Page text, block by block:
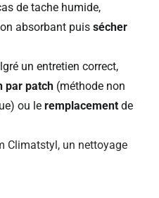
de tache humide,
absorbant puis sécher
un entretien correct,
par patch(méthode non
ou le remplacementde
Climatstyl, un nettoyage